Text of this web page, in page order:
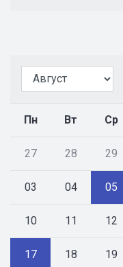
Пн Вт Ср
27 28 29
03 04 05
10 11 12
17 18 19